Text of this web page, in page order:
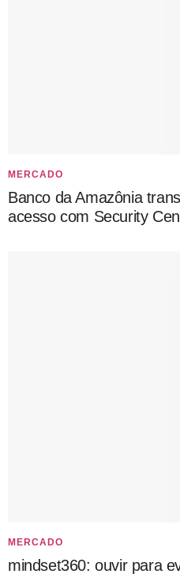
MERCADO
Banco da Amazônia
acesso com Security
MERCADO
mindset360: ouvir para